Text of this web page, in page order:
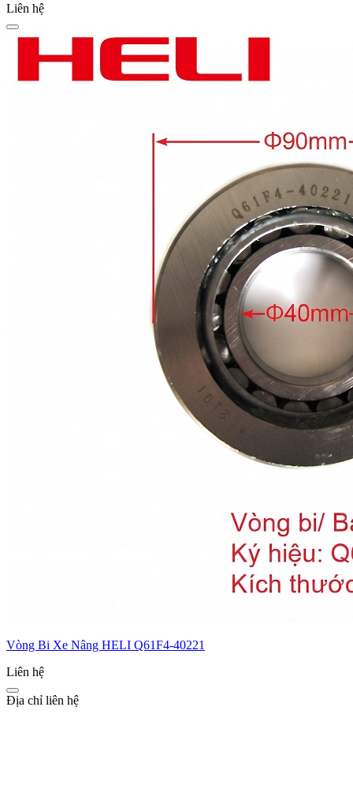
Liên hệ
Vòng Bi Xe Nâng HELI Q61F4-40221
Liên hệ
Địa chỉ liên hệ